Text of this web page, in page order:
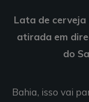
Lata de
atirada em
do
Bahia, isso vai